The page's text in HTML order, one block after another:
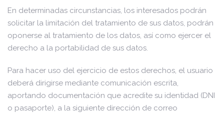
En determinadas circunstancias, los interesados podrán
solicitar la limitación del tratamiento de sus datos, podrán
oponerse al tratamiento de los datos, así como ejercer el
derecho a la portabilidad de sus datos.
Para hacer uso del ejercicio de estos derechos, el usuario
deberá dirigirse mediante comunicación escrita,
aportando documentación que acredite su identidad (DNI
o pasaporte), a la siguiente dirección de correo